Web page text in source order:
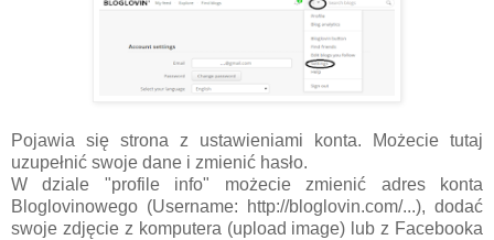
Pojawia się strona z ustawieniami konta. Możecie tutaj
uzupełnić swoje dane i zmienić hasło.
W dziale "profile info" możecie zmienić adres konta
Bloglovinowego (Username: http://bloglovin.com/...), dodać
swoje zdjęcie z komputera (upload image) lub z Facebooka